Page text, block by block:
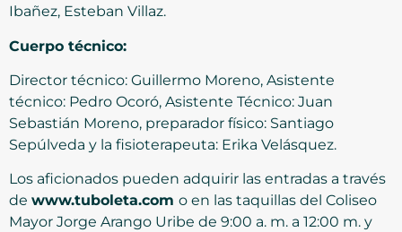
Ibañez, Esteban Villaz.
Cuerpo técnico:
Director técnico: Guillermo Moreno, Asistente
técnico: Pedro Ocoró, Asistente Técnico: Juan
Sebastián Moreno, preparador físico: Santiago
Sepúlveda y la fisioterapeuta: Erika Velásquez.
Los aficionados pueden adquirir las entradas a través
de www.tuboleta.com o en las taquillas del Coliseo
Mayor Jorge Arango Uribe de 9:00 a. m. a 12:00 m. y